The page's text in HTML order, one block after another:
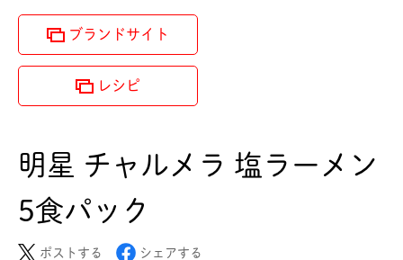
ブランドサイト
レシピ
明星 チャルメラ 塩ラーメン
5食パック
ポストする シェアする